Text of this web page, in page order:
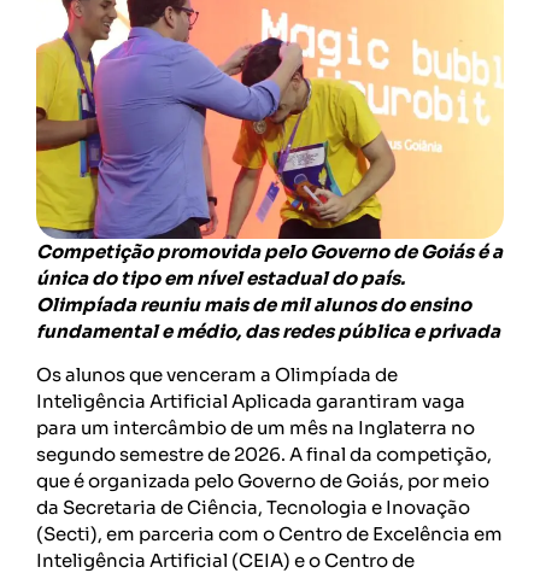
Competição promovida pelo Governo de Goiás é a
única do tipo em nível estadual do país.
Olimpíada reuniu mais de mil alunos do ensino
fundamental e médio, das redes pública e privada
Os alunos que venceram a Olimpíada de
Inteligência Artificial Aplicada garantiram vaga
para um intercâmbio de um mês na Inglaterra no
segundo semestre de 2026. A final da competição,
que é organizada pelo Governo de Goiás, por meio
da Secretaria de Ciência, Tecnologia e Inovação
(Secti), em parceria com o Centro de Excelência em
Inteligência Artificial (CEIA) e o Centro de